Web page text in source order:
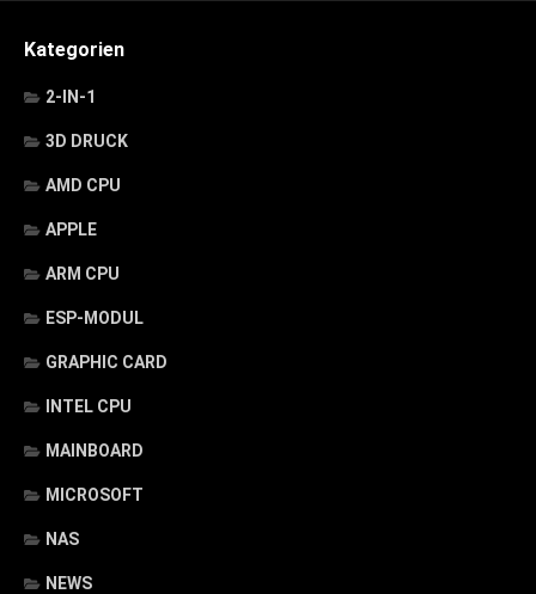
Kategorien
2-IN-1
3D DRUCK
AMD CPU
APPLE
ARM CPU
ESP-MODUL
GRAPHIC CARD
INTEL CPU
MAINBOARD
MICROSOFT
NAS
NEWS